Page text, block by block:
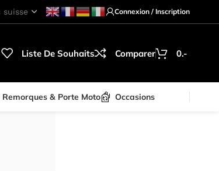
Connexion / Inscription
Liste De Souhaits Comparer 0.-
Remorques & Porte Moto Occasions